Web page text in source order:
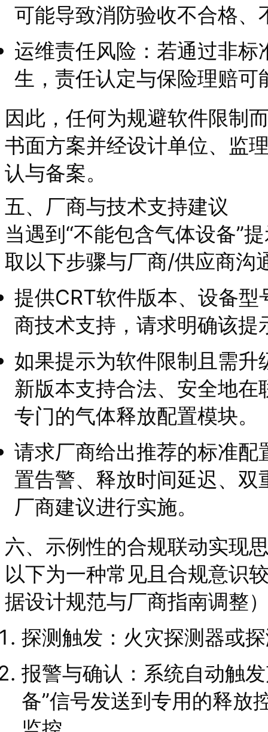
可能导致消防验收不合格
运维责任风险：若通过非
生，责任认定与保险理赔可
因此，任何为规避软件限制
书面方案并经设计单位、监
认与备案。
五、厂商与技术支持建议
当遇到“不能包含气体设备”
取以下步骤与厂商/供应商沟
提供CRT软件版本、设备
商技术支持，请求明确该
如果提示为软件限制且需
新版本支持合法、安全地
专门的气体释放配置模块。
请求厂商给出推荐的标准
置告警、释放时间延迟、
厂商建议进行实施。
六、示例性的合规联动实现
以下为一种常见且合规意识
据设计规范与厂商指南调整
探测触发：火灾探测器或
报警与确认：系统自动触
备”信号发送到专用的释放